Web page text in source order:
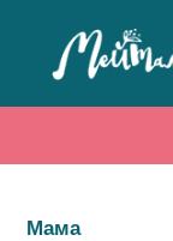
Мама